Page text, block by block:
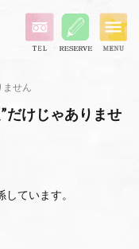
ません
だけじゃありませ
ています。